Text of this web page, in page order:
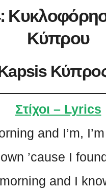
Κύπρου
Στίχοι – Lyrics
and I’m,
’cause I
and I